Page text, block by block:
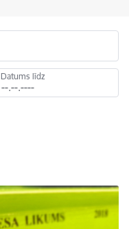
Datums līdz